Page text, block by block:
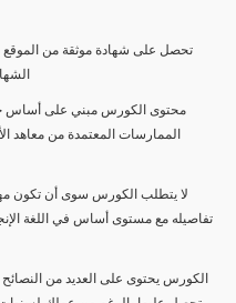
تحصل على شهادة موثقة من الموقع
محتوى الكورس مبني على أساس
الممارسات المعتمدة من معاهد
لا يتطلب الكورس سوى أن تكون
تفاصيله مع مستوى أساس في اللغة
الكورس يحتوى على العديد من النصائح